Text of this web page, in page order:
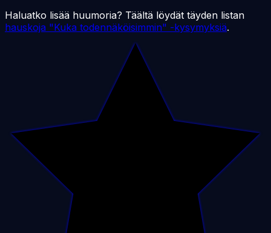
Haluatko lisää huumoria? Täältä löydät täyden listan
hauskoja "Kuka todennäköisimmin" -kysymyksiä.